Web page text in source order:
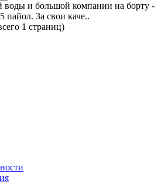
воды и большой компании на борту -
пайол. За свои каче..
1 страниц)